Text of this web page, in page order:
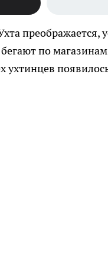
преображается,
по
ухтинцев